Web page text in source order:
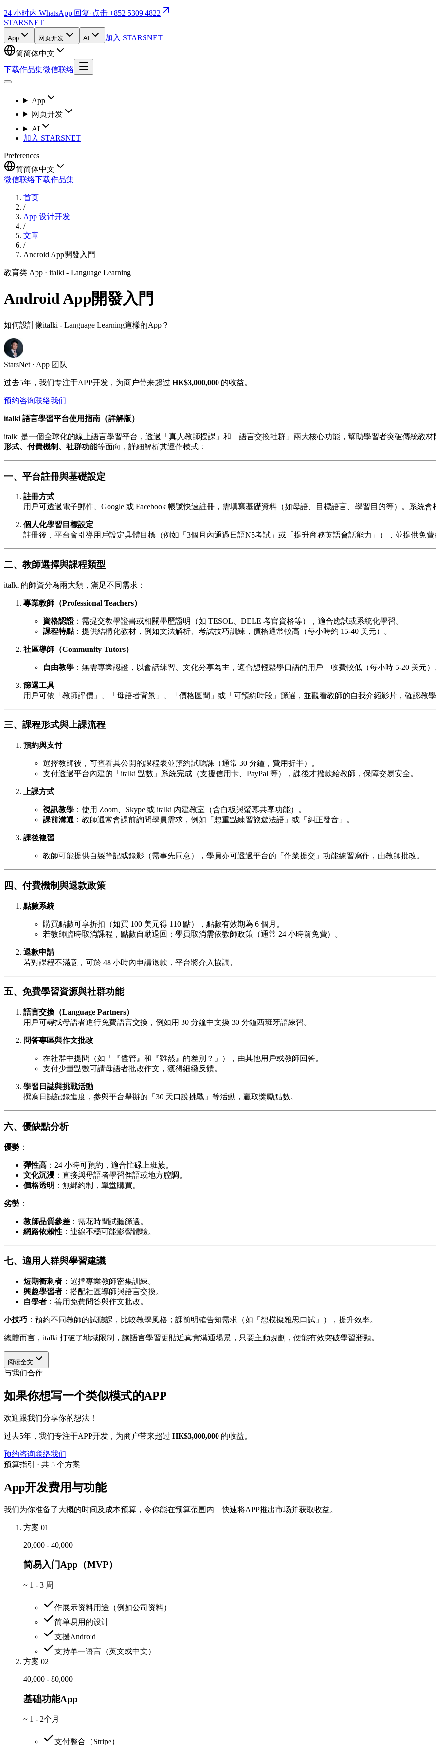
24 小时内 WhatsApp 回复·点击 +852 5309 4822
STARSNET
App 网页开发 AI
加入 STARSNET
简简体中文
下载作品集微信联络
App
网页开发
AI
加入 STARSNET
Preferences
简简体中文
微信联络下载作品集
首页
/
App 设计开发
/
文章
/
Android App開發入門
教育类 App · italki - Language Learning
Android App開發入門
如何設計像italki - Language Learning這樣的App？
StarsNet · App 团队
过去5年，我们专注于APP开发，为商户带来超过 HK$3,000,000 的收益。
预约咨询联络我们
italki 語言學習平台使用指南（詳解版）
italki 是一個全球化的線上語言學習平台，透過「真人教師授課」和「語言交換社群」兩大核心功能，幫助學習者突破傳統教
形式、付費機制、社群功能等面向，詳細解析其運作模式：
一、平台註冊與基礎設定
註冊方式
用戶可透過電子郵件、Google 或 Facebook 帳號快速註冊，需填寫基礎資料（如母語、目標語言、學習目的等）。系統
個人化學習目標設定
註冊後，平台會引導用戶設定具體目標（例如「3個月內通過日語N5考試」或「提升商務英語會話能力」），並提供免費
二、教師選擇與課程類型
italki 的師資分為兩大類，滿足不同需求：
專業教師（Professional Teachers）
資格認證：需提交教學證書或相關學歷證明（如 TESOL、DELE 考官資格等），適合應試或系統化學習。
課程特點：提供結構化教材，例如文法解析、考試技巧訓練，價格通常較高（每小時約 15-40 美元）。
社區導師（Community Tutors）
自由教學 ：無需專業認證，以會話練習、文化分享為主，適合想輕鬆學口語的用戶，收費較低（每小時 5-20 美元）
篩選工具
用戶可依「教師評價」、「母語者背景」、「價格區間」或「可預約時段」篩選，並觀看教師的自我介紹影片，確認教學
三、課程形式與上課流程
預約與支付
選擇教師後，可查看其公開的課程表並預約試聽課（通常 30 分鐘，費用折半）。
支付透過平台內建的「italki 點數」系統完成（支援信用卡、PayPal 等），課後才撥款給教師，保障交易安全。
上課方式
視訊教學 ：使用 Zoom、Skype 或 italki 內建教室（含白板與螢幕共享功能）。
課前溝通 ：教師通常會課前詢問學員需求，例如「想重點練習旅遊法語」或「糾正發音」。
課後複習
教師可能提供自製筆記或錄影（需事先同意），學員亦可透過平台的「作業提交」功能練習寫作，由教師批改。
四、付費機制與退款政策
點數系統
購買點數可享折扣（如買 100 美元得 110 點），點數有效期為 6 個月。
若教師臨時取消課程，點數自動退回；學員取消需依教師政策（通常 24 小時前免費）。
退款申請
若對課程不滿意，可於 48 小時內申請退款，平台將介入協調。
五、免費學習資源與社群功能
語言交換（Language Partners）
用戶可尋找母語者進行免費語言交換，例如用 30 分鐘中文換 30 分鐘西班牙語練習。
問答專區與作文批改
在社群中提問（如「『儘管』和『雖然』的差別？」），由其他用戶或教師回答。
支付少量點數可請母語者批改作文，獲得細緻反饋。
學習日誌與挑戰活動
撰寫日誌記錄進度，參與平台舉辦的「30 天口說挑戰」等活動，贏取獎勵點數。
六、優缺點分析
優勢 ：
彈性高 ：24 小時可預約，適合忙碌上班族。
文化沉浸 ：直接與母語者學習俚語或地方腔調。
價格透明 ：無綁約制，單堂購買。
劣勢 ：
教師品質參差 ：需花時間試聽篩選。
網路依賴性 ：連線不穩可能影響體驗。
七、適用人群與學習建議
短期衝刺者 ：選擇專業教師密集訓練。
興趣學習者 ：搭配社區導師與語言交換。
自學者 ：善用免費問答與作文批改。
小技巧 ：預約不同教師的試聽課，比較教學風格；課前明確告知需求（如「想模擬雅思口試」），提升效率。
總體而言，italki 打破了地域限制，讓語言學習更貼近真實溝通場景，只要主動規劃，便能有效突破學習瓶頸。
阅读全文
与我们合作
如果你想写一个类似模式的APP
欢迎跟我们分享你的想法！
过去5年，我们专注于APP开发，为商户带来超过 HK$3,000,000 的收益。
预约咨询联络我们
预算指引 · 共 5 个方案
App开发费用与功能
我们为你准备了大概的时间及成本预算，令你能在预算范围内，快速将APP推出市场并获取收益。
方案 01
20,000 - 40,000
简易入门App（MVP）
~ 1 - 3 周
作展示资料用途（例如公司资料）
简单易用的设计
支援Android
支持单一语言（英文或中文）
方案 02
40,000 - 80,000
基础功能App
~ 1 - 2个月
支付整合（Stripe）